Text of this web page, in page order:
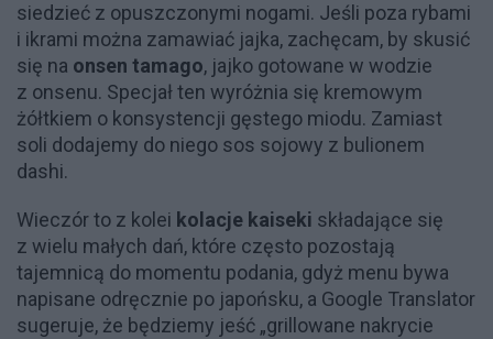
siedzieć z opuszczonymi nogami. Jeśli poza rybami
i ikrami można zamawiać jajka, zachęcam, by skusić
się na onsen tamago, jajko gotowane w wodzie
z onsenu. Specjał ten wyróżnia się kremowym
żółtkiem o konsystencji gęstego miodu. Zamiast
soli dodajemy do niego sos sojowy z bulionem
dashi.
Wieczór to z kolei kolacje kaiseki składające się
z wielu małych dań, które często pozostają
tajemnicą do momentu podania, gdyż menu bywa
napisane odręcznie po japońsku, a Google Translator
sugeruje, że będziemy jeść „grillowane nakrycie